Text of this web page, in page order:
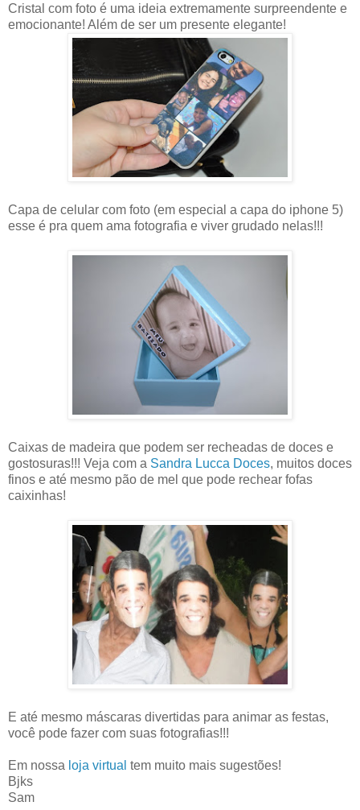
Cristal com foto é uma ideia extremamente surpreendente e
emocionante! Além de ser um presente elegante!
Capa de celular com foto (em especial a capa do iphone 5)
esse é pra quem ama fotografia e viver grudado nelas!!!
Caixas de madeira que podem ser recheadas de doces e
gostosuras!!! Veja com a Sandra Lucca Doces, muitos doces
finos e até mesmo pão de mel que pode rechear fofas
caixinhas!
E até mesmo máscaras divertidas para animar as festas,
você pode fazer com suas fotografias!!!
Em nossa loja virtual tem muito mais sugestões!
Bjks
Sam